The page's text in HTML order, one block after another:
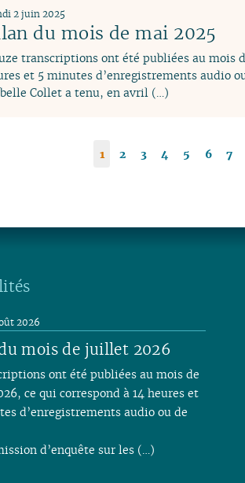
du mois de mai 2025
2 juin 2025
transcriptions ont été publiées au mois
et 5 minutes d’enregistrements audio
Collet a tenu, en avril (…)
1 2 3 4 5 6 7
mois de juillet 2026
2026
ont été publiées au mois de
ce qui correspond à 14 heures et
d’enregistrements audio ou de
d’enquête sur les (…)